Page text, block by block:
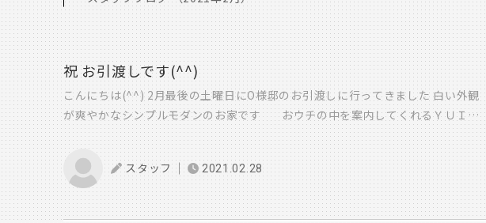
祝 お引渡しです(^^)
こんにちは(^^) 2月最後の土曜日にO様邸のお引渡しに行ってきました 白い外観
が爽やかなシンプルモダンのお家です おウチの中を案内してくれるＹＵＩＮ
ＡちゃんとＹＵＣＨＩＫＡちゃん 初めて、会ったときは、まだＹＵＩＮＡちゃん
が、 今のＹＵＣＨＩＫＡちゃんくらいの歳でした ↓↓ 楽しそう♫ そして、優し
いお姉ちゃんになったＹＵＩＮＡちゃん 2人のお気に入りになりそうな造作の収
納スペース 余裕を見せるＹＵＣＨＩＫＡちゃん 新しいおウチに招待してくてあ
りがとう(^^) ● Ｏ様おめでとうございます ● 新しいお家でステキな思い出をた
スタッフ 2021.02.28